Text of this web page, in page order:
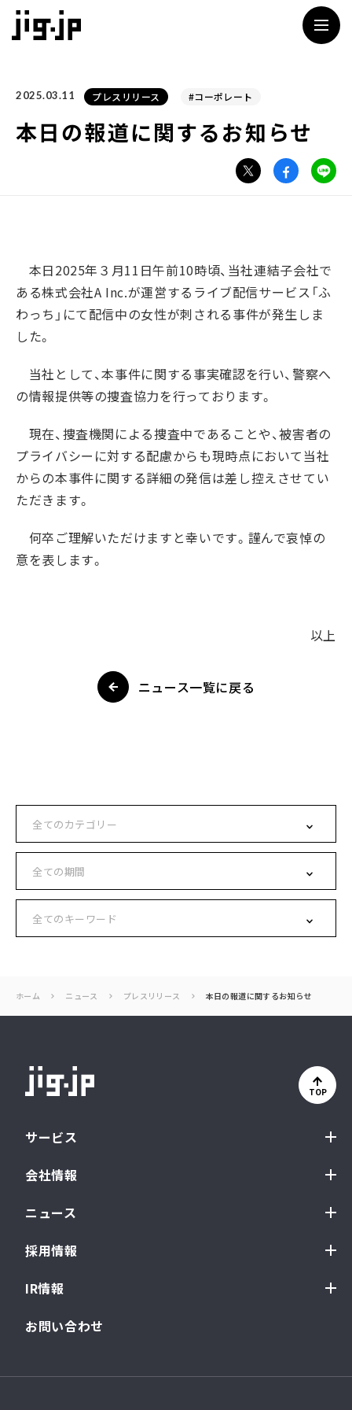
2025.03.11 プレスリリース #コーポレート
本日の報道に関するお知らせ
本日2025年３月11日午前10時頃、当社連結子会社で
ある株式会社A Inc.が運営するライブ配信サービス「ふ
わっち」にて配信中の女性が刺される事件が発生しま
した。
当社として、本事件に関する事実確認を行い、警察へ
の情報提供等の捜査協力を行っております。
現在、捜査機関による捜査中であることや、被害者の
プライバシーに対する配慮からも現時点において当社
からの本事件に関する詳細の発信は差し控えさせてい
ただきます。
何卒ご理解いただけますと幸いです。謹んで哀悼の
意を表します。
以上
ニュース一覧に戻る
ホーム ニュース プレスリリース 本日の報道に関するお知らせ
サービス
会社情報
ニュース
採用情報
IR情報
お問い合わせ
TOP